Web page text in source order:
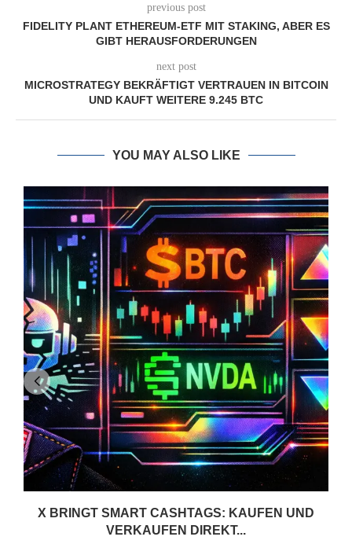
previous post
FIDELITY PLANT ETHEREUM-ETF MIT STAKING, ABER ES
GIBT HERAUSFORDERUNGEN
next post
MICROSTRATEGY BEKRÄFTIGT VERTRAUEN IN BITCOIN
UND KAUFT WEITERE 9.245 BTC
YOU MAY ALSO LIKE
X BRINGT SMART CASHTAGS: KAUFEN UND
VERKAUFEN DIREKT...